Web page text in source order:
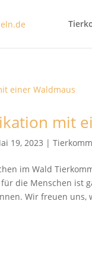
mit
19, 2023 |
im Wald
die Menschen ist
Wir freuen uns,